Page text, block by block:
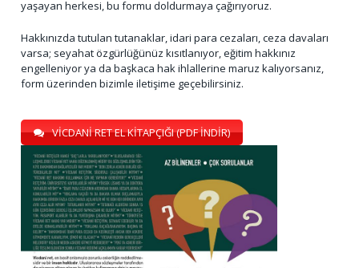
yaşayan herkesi, bu formu doldurmaya çağırıyoruz.
Hakkınızda tutulan tutanaklar, idari para cezaları, ceza davaları
varsa; seyahat özgürlüğünüz kısıtlanıyor, eğitim hakkınız
engelleniyor ya da başkaca hak ihlallerine maruz kalıyorsanız,
form üzerinden bizimle iletişime geçebilirsiniz.
VİCDANİ RET EL KİTAPÇIĞI (PDF İNDİR)